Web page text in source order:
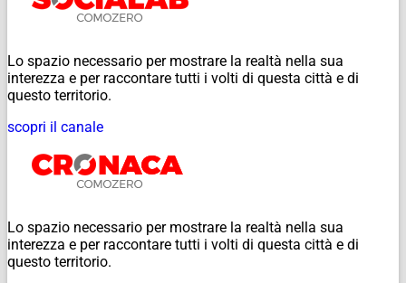
Lo spazio necessario per mostrare la realtà nella sua
interezza e per raccontare tutti i volti di questa città e di
questo territorio.
scopri il canale
Lo spazio necessario per mostrare la realtà nella sua
interezza e per raccontare tutti i volti di questa città e di
questo territorio.